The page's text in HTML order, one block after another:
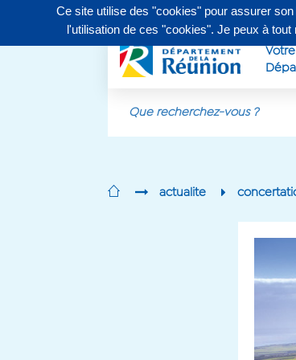
Contactez-nous au 0262 90 30 30, du
Votre
actualite
Ce site utilise des "cookies" pour assurer
l'utilisation de ces "cookies". Je peux à